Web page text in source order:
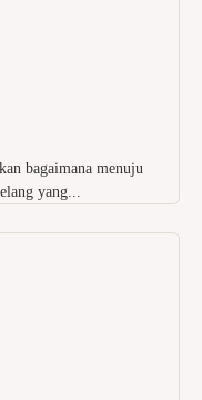
bagaimana menuju
yang...